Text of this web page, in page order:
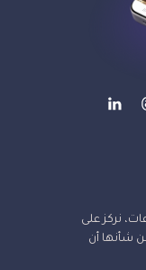
نركز على
شأنها أن